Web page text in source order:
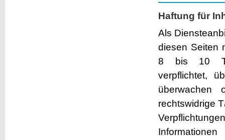
Haftung für
Als
diesen Seiten
8 bis 10
verpflichtet,
rechtswidrige